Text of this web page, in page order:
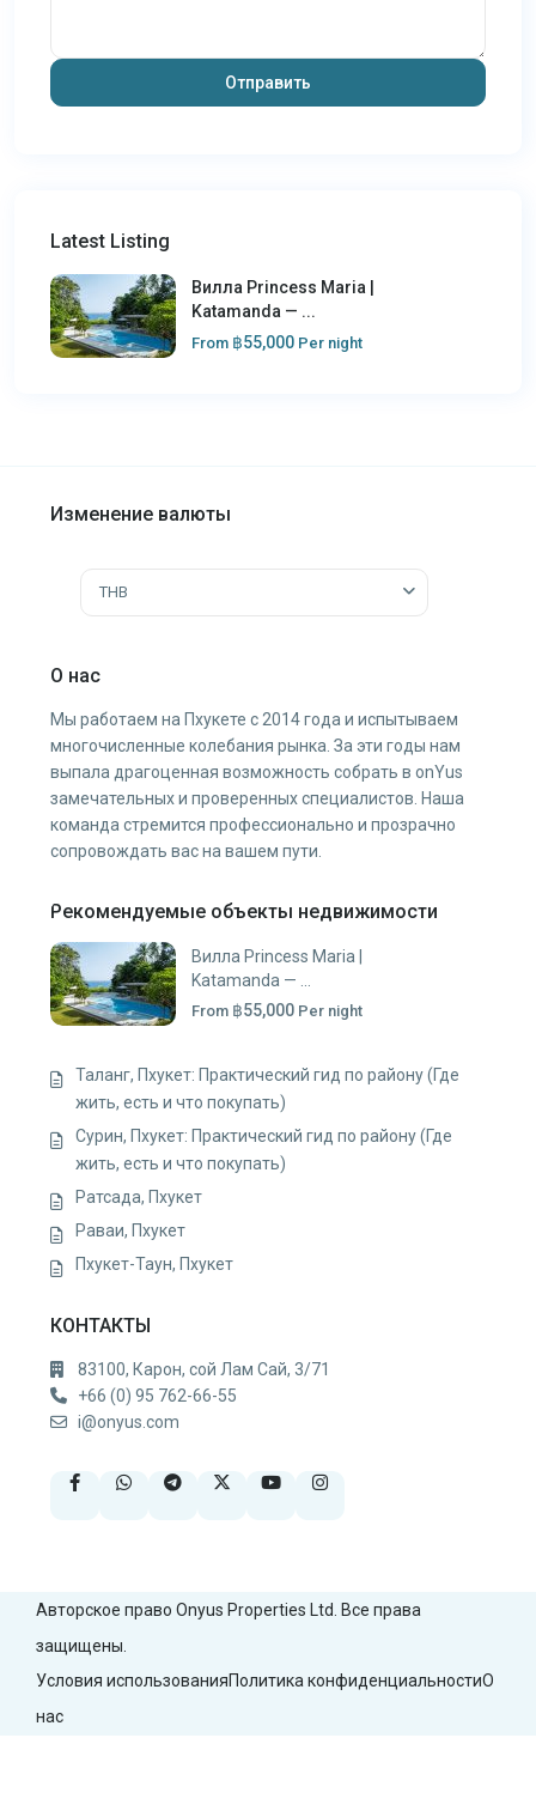
Latest Listing
Вилла Princess Maria |
Katamanda — ...
From ฿55,000 Per night
Изменение валюты
THB
О нас
Мы работаем на Пхукете с 2014 года и испытываем
многочисленные колебания рынка. За эти годы нам
выпала драгоценная возможность собрать в onYus
замечательных и проверенных специалистов. Наша
команда стремится профессионально и прозрачно
сопровождать вас на вашем пути.
Рекомендуемые объекты недвижимости
Вилла Princess Maria |
Katamanda — ...
From ฿55,000 Per night
Таланг, Пхукет: Практический гид по району (Где
жить, есть и что покупать)
Сурин, Пхукет: Практический гид по району (Где
жить, есть и что покупать)
Ратсада, Пхукет
Раваи, Пхукет
Пхукет-Таун, Пхукет
КОНТАКТЫ
83100, Карон, сой Лам Сай, 3/71
+66 (0) 95 762-66-55
i@onyus.com
Авторское право Onyus Properties Ltd. Все права
защищены.
Условия использованияПолитика конфиденциальностиО
нас